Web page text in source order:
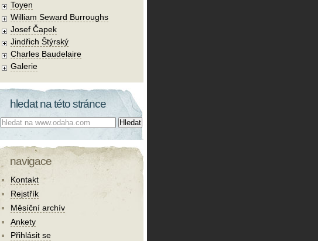
Toyen
William Seward Burroughs
Josef Čapek
Jindřich Štýrský
Charles Baudelaire
Galerie
hledat na této stránce
Co hledat:
navigace
Kontakt
Rejstřík
Měsíční archív
Ankety
Přihlásit se